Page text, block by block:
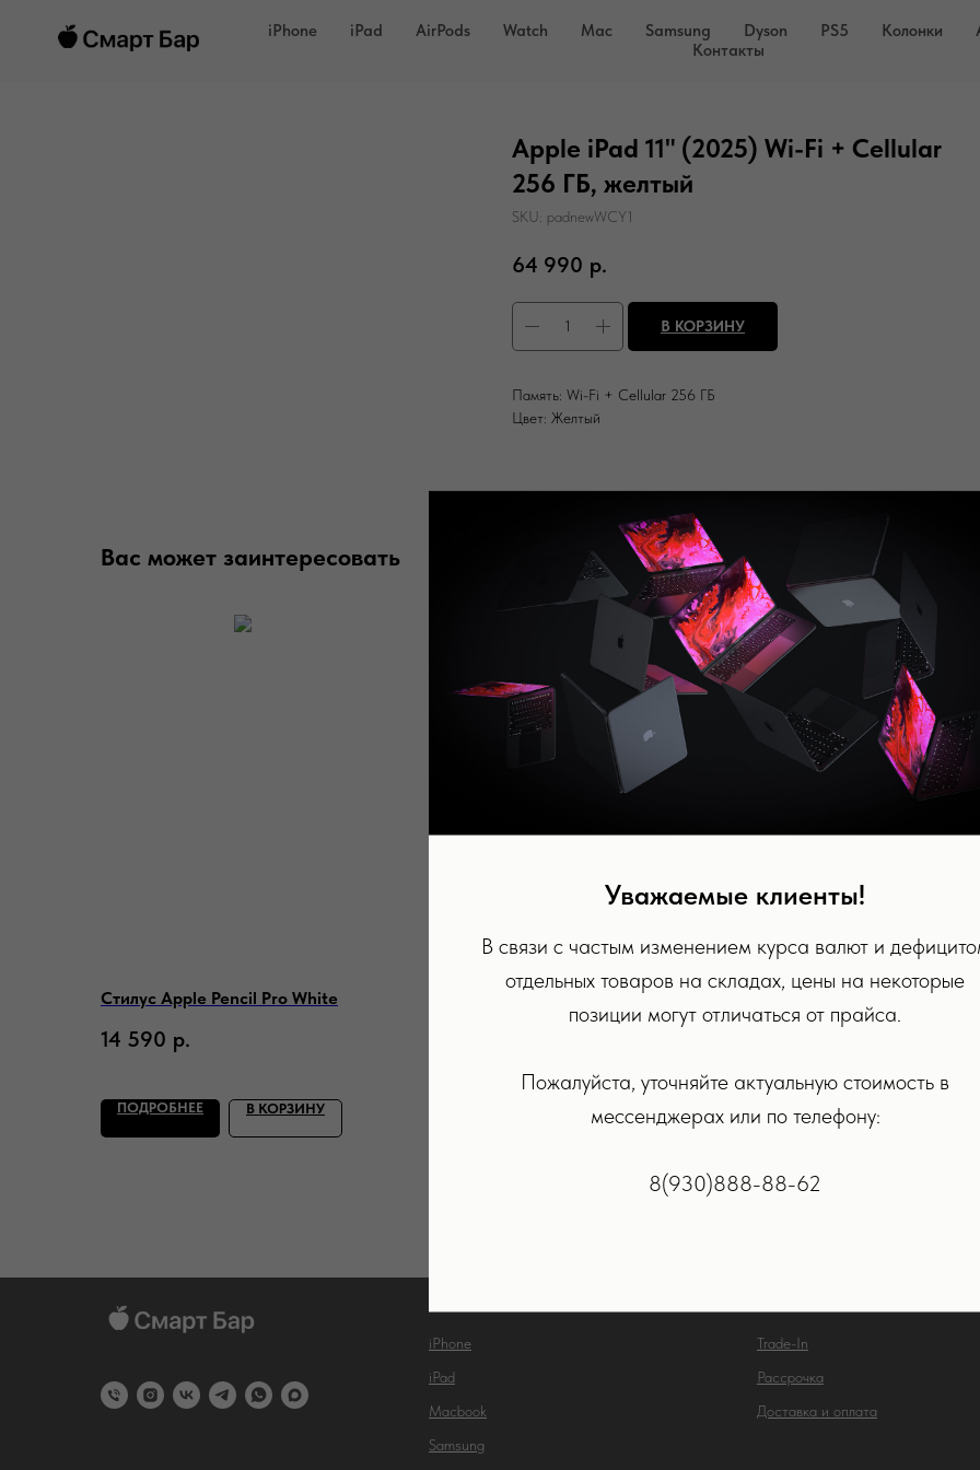
iPhone iPad AirPods Watch Mac Samsung Dyson PS5 Колонки
Контакты
Apple iPad 11" (2025) Wi-Fi + Cellular
256 ГБ, желтый
SKU: padnewWCY1
64 990 р.
В КОРЗИНУ
Память: Wi-Fi + Cellular 256 ГБ
Цвет: Желтый
Вас может заинтересовать
Стилус Apple Pencil Pro White
14 590 р.
ПОДРОБНЕЕ В КОРЗИНУ
Адаптер питания USB‑C
мощностью 20 Вт
ПОДРОБНЕЕ
iPhone
iPad
Macbook
Samsung
Trade-In
Рассрочка
Доставка и оплата
Уважаемые клиенты!
В связи с частым изменением курса валют и
отдельных товаров на складах, цены на некоторые
позиции могут отличаться от прайса.
Пожалуйста, уточняйте актуальную стоимость в
мессенджерах или по телефону:
8(930)888-88-62